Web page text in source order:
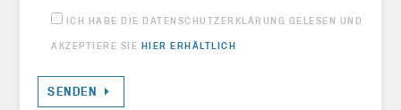
ICH HABE DIE DATENSCHUTZERKLÄRUNG GELESEN UND
AKZEPTIERE SIE HIER ERHÄLTLICH